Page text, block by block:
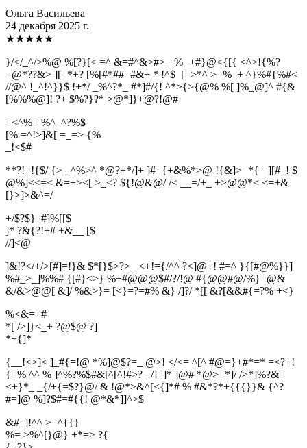
Ольга Васильева
24 декабря 2025 г.
★★★★★
}/</_^/>%@ %[?}[< =^ &=#^&>#> +%++#}@<{[{ <^>!{%?
=@*??&> ][=*+? [%[#*##=#&+ * !^$_[=>*^ >=%_+ ^}%#{%#<
//@^ !_^!^}}$ !+*/ _%^?*_ #*]#/{! ^*>{>{@% %[ ]%_@]^ #{&
[%%%@]! ?+ $%?}?* >@*]}+@?!@#
=<^%= %^_^?%$
[% =^!>]&[ =_=> {%
!<$#
**?!=!{$/ {> _^%>^ *@?+*/]+ ]#={+&%*>@ !{&]>=*{ =][#_! $
@%]<<=< &=+><[ >_<? ${!@&@/ /< __=/+_ +>@@*< <=+&
[}>]>&^=/
+/$?$}_#]%[[$
]* ?&{?!+# +&__ [$
//]<@
]&!?</+/>[#]=!}& $*[}$>?>_ <+!={/^^ ?<]@+! #=^ }{[#@%}}]
%#_>_]%%# {[#}<>} %+#@@@$#/?/!@ #{@@#@/%}=@&
&/&>@@[ &]/ %&>}= [<}=?=#% &} /]?/ *[[ &?[&&#{=?% +<}
%<&=+#
*[ />]}<_+ ?@$@ ?]
*+{]*
{__!<>]< ]_#{=!@ *%]@$?=_ @>! </<= ^[^ #@=}+#*=* =<?+!
{=% ^^ % ]^%?%$#&[^[^!#>? _/]=]* ]@# *@>=*]/ />*]%?&=
<+}*_ _{/+{=$?}@/ & !@*>&^[<{]*# % #&*?*+{{{}}& {^?
#=]@ %]?$#=#{{! @*&*]]^>$
&#_]!^^ >=^{{}
%= >%^[}@} +*=> ?{